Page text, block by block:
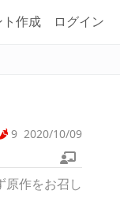
ト作成 ログイン
9 2020/10/09
原作をお召し